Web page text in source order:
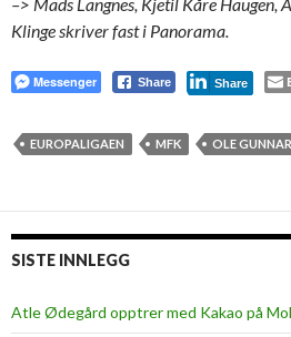
Klinge skriver fast i Panorama.
Messenger Share Share
EUROPALIGAEN MFK OLE
SISTE INNLEGG
Atle Ødegård opptrer med Kakao på